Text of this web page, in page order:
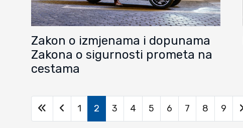
Zakon o izmjenama i dopunama
Zakona o sigurnosti prometa na
cestama
1 2 3 4 5 6 7 8 9